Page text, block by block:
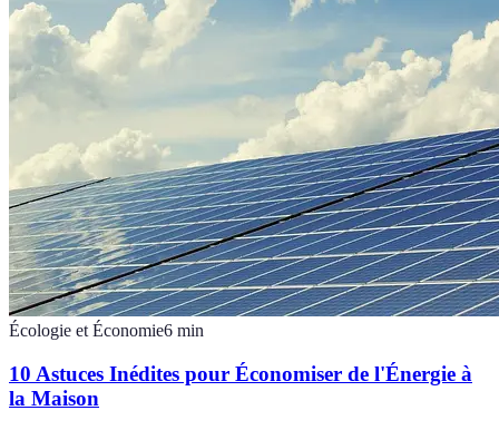
Écologie et Économie6 min
10 Astuces Inédites pour Économiser de l'Énergie à
la Maison